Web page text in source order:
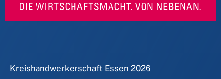
Kreishandwerkerschaft Essen 2026